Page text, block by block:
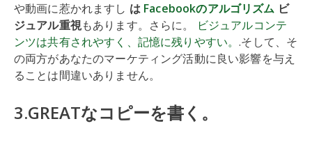
や動画に惹かれますし は Facebookのアルゴリズム ビ
ジュアル重視もあります。さらに。
ビジュアルコンテ
ンツは共有されやすく、記憶に残りやすい。.そして、そ
の両方があなたのマーケティング活動に良い影響を与え
ることは間違いありません。
3.GREATなコピーを書く。